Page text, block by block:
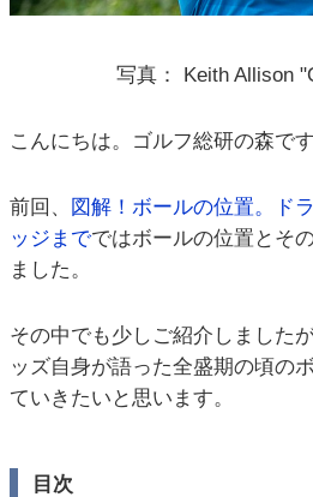
写真： Keith Allison
こんにちは。ゴルフ総研の森です
前回、
図解！ボールの位置。ド
ッジまでではボールの位置とそ
ました。
その中でも少しご紹介しました
ッズ自身が語った全盛期の頃の
ていきたいと思います。
目次